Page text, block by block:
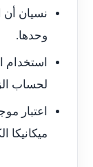
نسيان أن
وحدها.
استخدام
لحساب
اعتبار
ميكانيكا